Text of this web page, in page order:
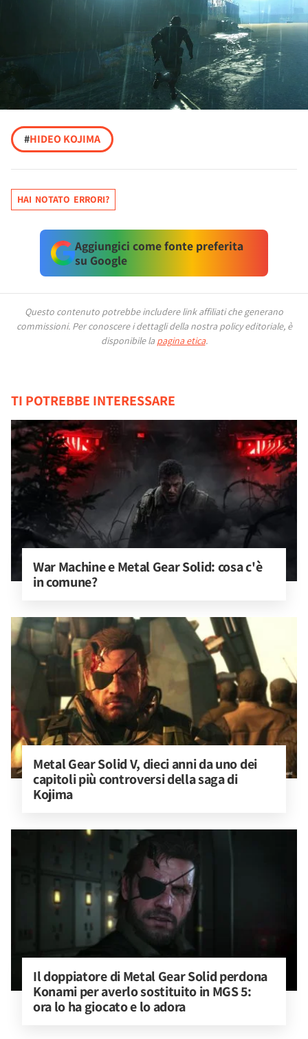
#HIDEO KOJIMA
HAI NOTATO ERRORI?
Aggiungici come fonte preferita
su Google
Questo contenuto potrebbe includere link affiliati che generano
commissioni. Per conoscere i dettagli della nostra policy editoriale, è
disponibile la pagina etica.
TI POTREBBE INTERESSARE
War Machine e Metal Gear Solid: cosa c'è
in comune?
Metal Gear Solid V, dieci anni da uno dei
capitoli più controversi della saga di
Kojima
Il doppiatore di Metal Gear Solid perdona
Konami per averlo sostituito in MGS 5:
ora lo ha giocato e lo adora